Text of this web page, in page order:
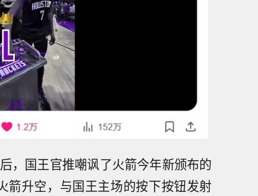
，国王官推嘲讽了火箭今年新颁布的
箭升空，与国王主场的按下按钮发射